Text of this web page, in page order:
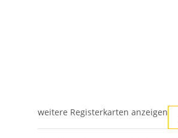
weitere Registerkarten anzeigen